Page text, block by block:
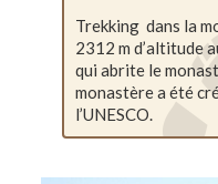
Trekking dans la
2312 m d’altitude
qui abrite le
monastère a été
l’UNESCO.